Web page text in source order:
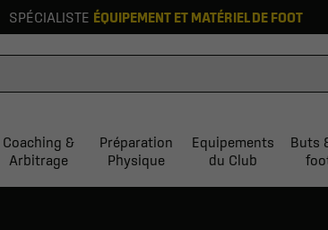
SPÉCIALISTE ÉQUIPEMENT ET MATÉRIEL DE FOOT
Coaching &
Arbitrage
Préparation
Physique
Equipements
du Club
Buts